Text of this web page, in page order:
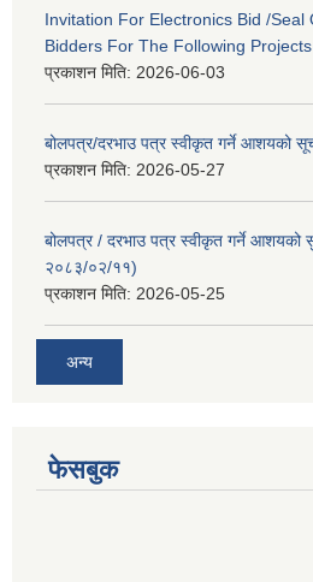
Invitation For Electronics Bid /Seal
Bidders For The Following Projects
प्रकाशन मिति: 2026-06-03
बोलपत्र/दरभाउ पत्र स्वीकृत गर्ने आशयको
प्रकाशन मिति: 2026-05-27
बोलपत्र / दरभाउ पत्र स्वीकृत गर्ने आशयको
२०८३/०२/११)
प्रकाशन मिति: 2026-05-25
अन्य
फेसबुक